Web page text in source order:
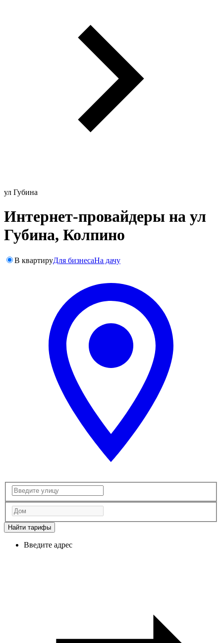
ул Губина
Интернет-провайдеры на ул
Губина, Колпино
В квартируДля бизнесаНа дачу
Найти тарифы
Введите адрес